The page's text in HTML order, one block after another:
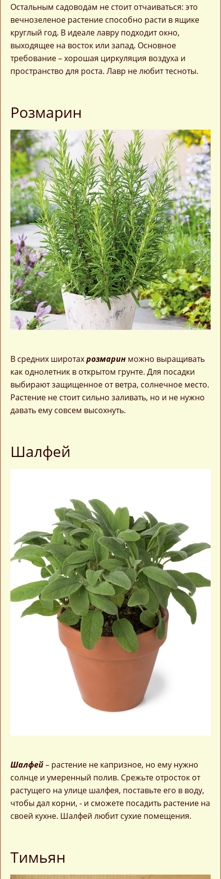
Остальным садоводам не стоит отчаиваться: это
вечнозеленое растение способно расти в ящике
круглый год. В идеале лавру подходит окно,
выходящее на восток или запад. Основное
требование – хорошая циркуляция воздуха и
пространство для роста. Лавр не любит тесноты.
Розмарин
В средних широтахрозмарин можно выращивать
как однолетник в открытом грунте. Для посадки
выбирают защищенное от ветра, солнечное место.
Растение не стоит сильно заливать, но и не нужно
давать ему совсем высохнуть.
Шалфей
Шалфей– растение не капризное, но ему нужно
солнце и умеренный полив. Срежьте отросток от
растущего на улице шалфея, поставьте его в воду,
чтобы дал корни, - и сможете посадить растение на
своей кухне. Шалфей любит сухие помещения.
Тимьян